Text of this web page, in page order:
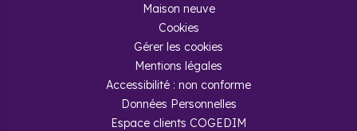
Maison neuve
Cookies
Gérer les cookies
Mentions légales
Accessibilité : non conforme
Données Personnelles
Espace clients COGEDIM